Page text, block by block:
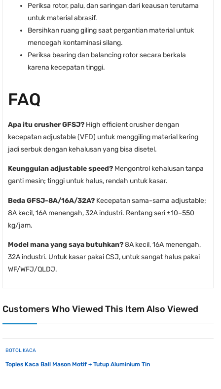
Periksa rotor, palu, dan saringan dari keausan terutama
untuk material abrasif.
Bersihkan ruang giling saat pergantian material untuk
mencegah kontaminasi silang.
Periksa bearing dan balancing rotor secara berkala
karena kecepatan tinggi.
FAQ
Apa itu crusher GFSJ? High efficient crusher dengan
kecepatan adjustable (VFD) untuk menggiling material kering
jadi serbuk dengan kehalusan yang bisa disetel.
Keunggulan adjustable speed? Mengontrol kehalusan tanpa
ganti mesin; tinggi untuk halus, rendah untuk kasar.
Beda GFSJ-8A/16A/32A? Kecepatan sama-sama adjustable;
8A kecil, 16A menengah, 32A industri. Rentang seri ±10–550
kg/jam.
Model mana yang saya butuhkan?8A kecil, 16A menengah,
32A industri. Untuk kasar pakai CSJ, untuk sangat halus pakai
WF/WFJ/QLDJ.
Customers Who Viewed This Item Also Viewed
BOTOL KACA
Toples Kaca Ball Mason Motif + Tutup Aluminium Tin